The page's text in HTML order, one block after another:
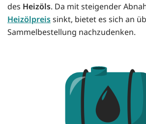
des Heizöls. Da mit steigender
Heizölpreissinkt, bietet es sich an
Sammelbestellung nachzudenken.